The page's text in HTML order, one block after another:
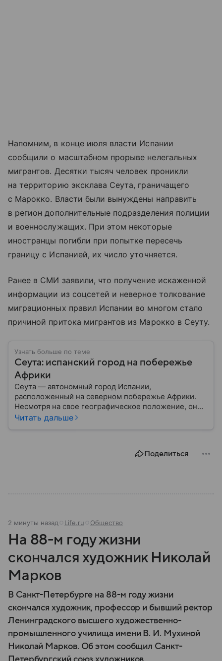
Напомним, в конце июля власти Испании
сообщили о масштабном прорыве нелегальных
мигрантов. Десятки тысяч человек проникли
на территорию эксклава Сеута, граничащего
с Марокко. Власти были вынуждены направить
в регион дополнительные подразделения полиции
и военнослужащих. При этом некоторые
иностранцы погибли при попытке пересечь
границу с Испанией, их число уточняется.
Ранее в СМИ заявили, что получение искаженной
информации из соцсетей и неверное толкование
миграционных правил Испании во многом стало
причиной притока мигрантов из Марокко в Сеуту.
Узнать больше по теме
Сеута: испанский город на побережье
Африки
Сеута — автономный город Испании,
расположенный на северном побережье Африки.
Несмотря на свое географическое положение, он
остается частью Испании и Европейского союза.
анклавов на африканском континенте: собрали о
Читать дальше
Поделиться
2 минуты назад Life.ru Общество
На 88-м году жизни
скончался художник Николай
Марков
В Санкт-Петербурге на 88-м году жизни
скончался художник, профессор и бывший ректор
Ленинградского высшего художественно-
промышленного училища имени В. И. Мухиной
Николай Марков. Об этом сообщил Санкт-